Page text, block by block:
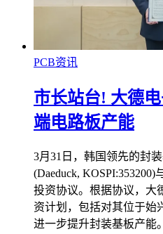
PCB资讯
市长站台! 大德
端电路板产能
3月31日，韩国领先的封
(Daeduck,
投资协议。根据协议，大
资计划，包括对其位于始
进一步提升封装基板产能。